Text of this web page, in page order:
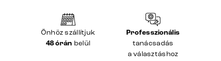
Önhöz szállítjuk
48 órán belül
Professzionális
tanácsadás
a választáshoz